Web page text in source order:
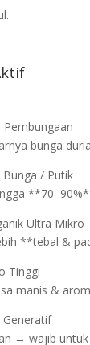
bunga
/ Putik
Ultra Mikro
**tebal &
Tinggi
manis &
→ wajib